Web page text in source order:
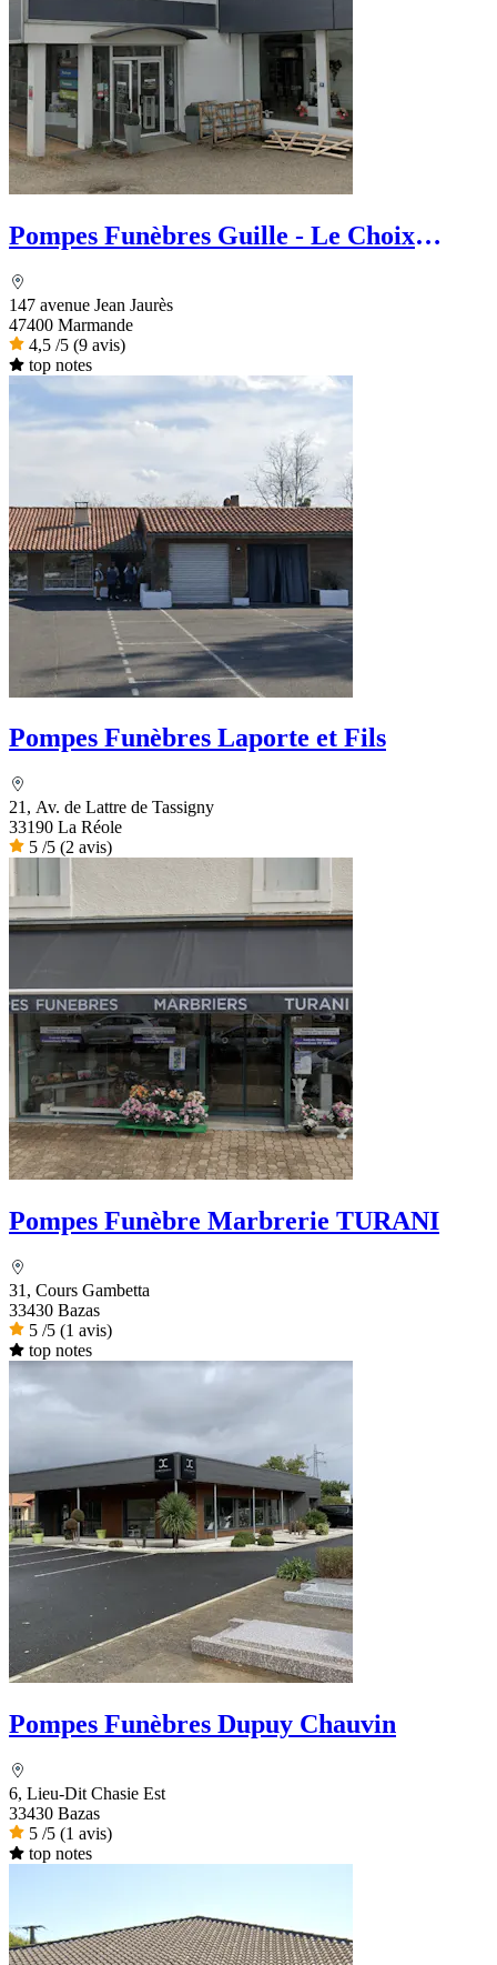
Pompes Funèbres Guille - Le Choix
147 avenue Jean Jaurès
47400 Marmande
4,5 /5 (9 avis)
top notes
Pompes Funèbres Laporte et Fils
21, Av. de Lattre de Tassigny
33190 La Réole
5 /5 (2 avis)
Pompes Funèbre Marbrerie TURANI
31, Cours Gambetta
33430 Bazas
5 /5 (1 avis)
top notes
Pompes Funèbres Dupuy Chauvin
6, Lieu-Dit Chasie Est
33430 Bazas
5 /5 (1 avis)
top notes